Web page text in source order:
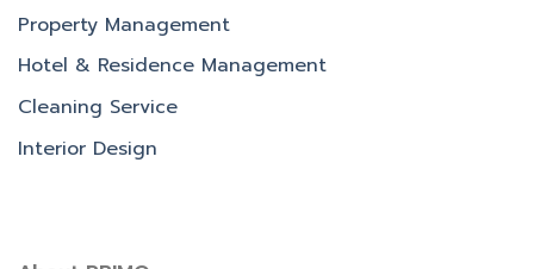
Property Management
Hotel & Residence Management
Cleaning Service
Interior Design